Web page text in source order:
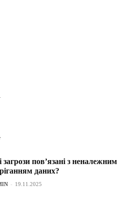
загрози пов’язані з неналежним
даних?
- 19.11.2025